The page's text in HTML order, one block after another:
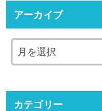
アーカイブ
カテゴリー